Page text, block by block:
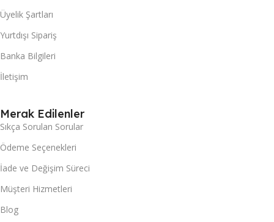
Üyelik Şartları
Yurtdışı Sipariş
Banka Bilgileri
İletişim
Merak Edilenler
Sıkça Sorulan Sorular
Ödeme Seçenekleri
İade ve Değişim Süreci
Müşteri Hizmetleri
Blog